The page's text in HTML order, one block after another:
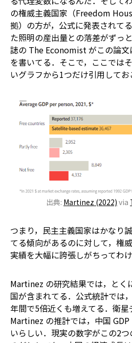
の権威主義国家（Freedom
拠）の方が，公式に発表されて
た照明の産出量との落差がずっ
誌の The Economist がこの論
を書いてる．そこで，ここでは
いグラフから1つだけ引用してお
出典: Martinez (2022) via
つまり，民主主義国家はかなり
てる傾向があるのに対して，権
実績を大幅に誇張しがちってわけ
Martinez の研究結果では，とく
国が含まれてる．公式統計では
年間で5倍近くも増えてる．衛
Martinez の推計では，中国
いらしい．現実の数字がこの2